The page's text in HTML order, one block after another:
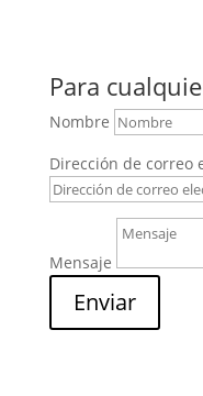
Para
Nombre
Dirección de correo
Mensaje
Enviar